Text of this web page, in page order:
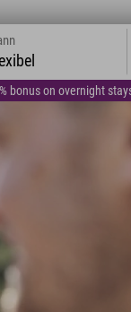
bonus on overnight